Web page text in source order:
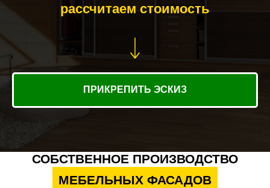
рассчитаем стоимость
ПРИКРЕПИТЬ ЭСКИЗ
СОБСТВЕННОЕ ПРОИЗВОДСТВО
МЕБЕЛЬНЫХ ФАСАДОВ